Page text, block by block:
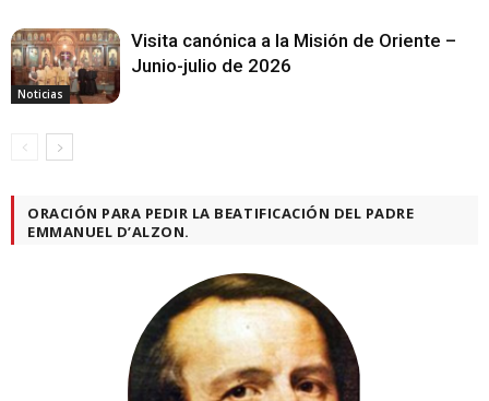
Noticias
Visita canónica a la Misión de Oriente –
Junio-julio de 2026
ORACIÓN PARA PEDIR LA BEATIFICACIÓN DEL PADRE
EMMANUEL D’ALZON.